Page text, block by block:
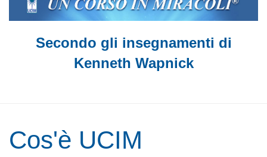
Secondo gli insegnamenti di
Kenneth Wapnick
Cos'è UCIM